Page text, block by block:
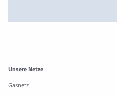
Weitere Informationen
Unsere Netze
Gasnetz